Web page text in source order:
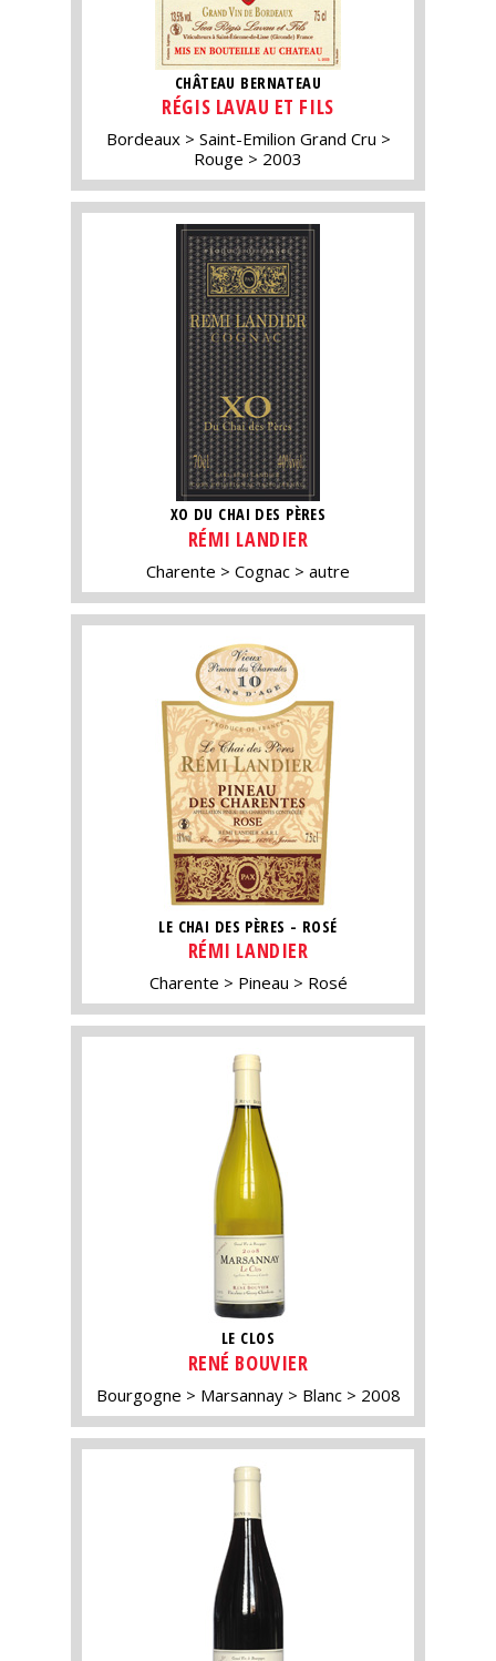
CHÂTEAU BERNATEAU
RÉGIS LAVAU ET FILS
Bordeaux
Saint-Emilion Grand Cru
Rouge
2003
XO DU CHAI DES PÈRES
RÉMI LANDIER
Charente Cognac autre
LE CHAI DES PÈRES - ROSÉ
RÉMI LANDIER
Charente Pineau Rosé
LE CLOS
RENÉ BOUVIER
Bourgogne Marsannay Blanc 2008